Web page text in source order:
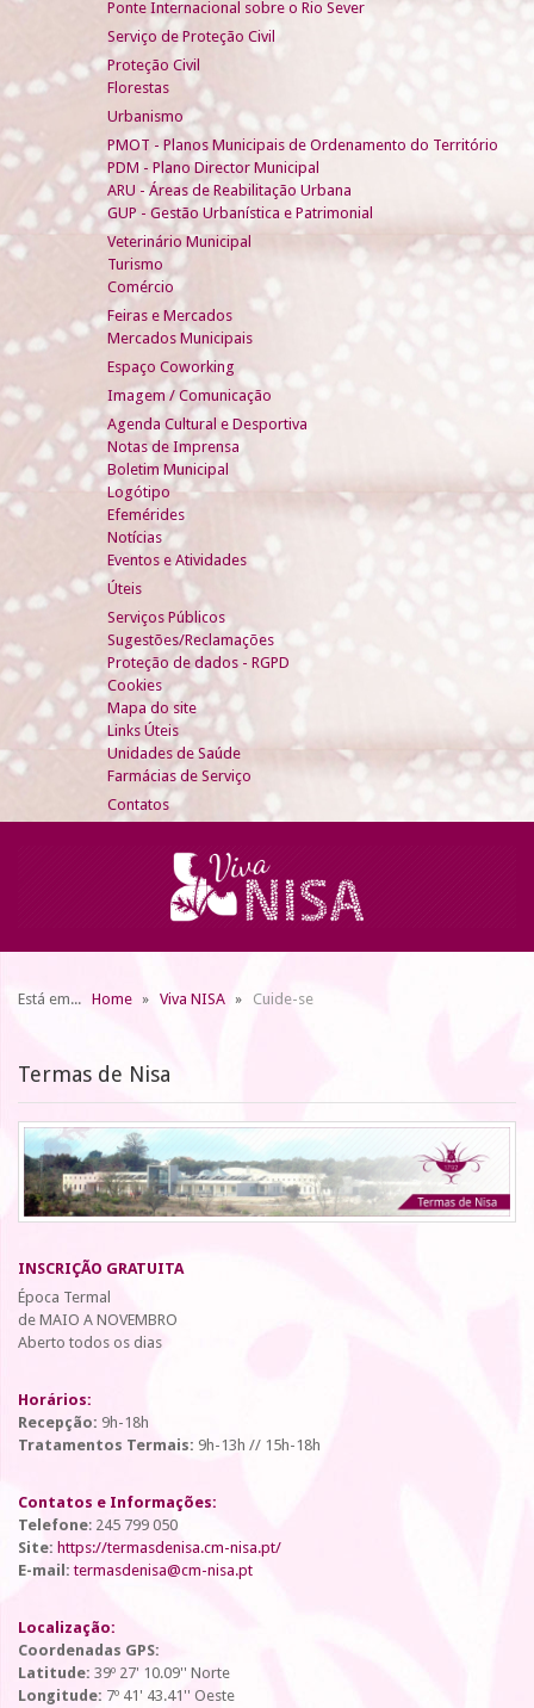
Ponte Internacional sobre o Rio Sever
Serviço de Proteção Civil
Proteção Civil
Florestas
Urbanismo
PMOT - Planos Municipais de Ordenamento do Território
PDM - Plano Director Municipal
ARU - Áreas de Reabilitação Urbana
GUP - Gestão Urbanística e Patrimonial
Veterinário Municipal
Turismo
Comércio
Feiras e Mercados
Mercados Municipais
Espaço Coworking
Imagem / Comunicação
Agenda Cultural e Desportiva
Notas de Imprensa
Boletim Municipal
Logótipo
Efemérides
Notícias
Eventos e Atividades
Úteis
Serviços Públicos
Sugestões/Reclamações
Proteção de dados - RGPD
Cookies
Mapa do site
Links Úteis
Unidades de Saúde
Farmácias de Serviço
Contatos
Está em... Home Viva NISA Cuide-se
Termas de Nisa
INSCRIÇÃO GRATUITA
Época Termal
de MAIO A NOVEMBRO
Aberto todos os dias
Horários:
Recepção: 9h-18h
Tratamentos Termais: 9h-13h // 15h-18h
Contatos e Informações:
Telefone: 245 799 050
Site: https://termasdenisa.cm-nisa.pt/
E-mail: termasdenisa@cm-nisa.pt
Localização:
Coordenadas GPS:
Latitude: 39º 27' 10.09'' Norte
Longitude: 7º 41' 43.41'' Oeste